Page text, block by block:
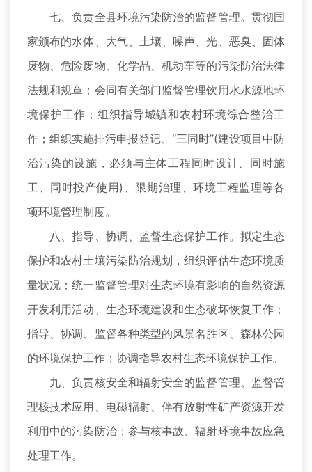
七、负责全县环境污染防治的监督管理。贯彻国
家颁布的水体、大气、土壤、噪声、光、恶臭、固体
废物、危险废物、化学品、机动车等的污染防治法律
法规和规章；会同有关部门监督管理饮用水水源地环
境保护工作；组织指导城镇和农村环境综合整治工
作；组织实施排污申报登记、“三同时”(建设项目中防
治污染的设施，必须与主体工程同时设计、同时施
工、同时投产使用)、限期治理、环境工程监理等各
项环境管理制度。
八、指导、协调、监督生态保护工作。拟定生态
保护和农村土壤污染防治规划，组织评估生态环境质
量状况；统一监督管理对生态环境有影响的自然资源
开发利用活动、生态环境建设和生态破坏恢复工作；
指导、协调、监督各种类型的风景名胜区、森林公园
的环境保护工作；协调指导农村生态环境保护工作。
九、负责核安全和辐射安全的监督管理。监督管
理核技术应用、电磁辐射、伴有放射性矿产资源开发
利用中的污染防治；参与核事故、辐射环境事故应急
处理工作。